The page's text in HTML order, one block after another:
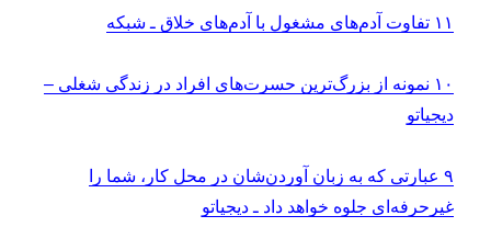
ر
ا
ی
ف
ی
۱۱ تفاوت آدم‌های مشغول با آدم‌های خلاق ـ شبکه
۱۰ نمونه از بزرگ‌ترین حسرت‌های افراد در زندگی شغلی –
دیجیاتو
۹ عبارتی که به زبان آوردن‌شان در محل کار، شما را
غیرحرفه‌ای جلوه خواهد داد ـ دیجیاتو